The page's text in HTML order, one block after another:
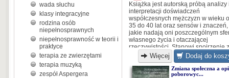
wada słuchu
klasy integracyjne
rodzina osób
niepełnosprawnych
niepełnosprawność w teorii i
praktyce
terapia ze zwierzętami
terapia muzyką
zespół Aspergera
Książka jest autorską próbą analizy
interpretacji doświadczeń
współczesnych mężczyzn w wieku
35 do 40 lat oraz sensów i znaczeń,
jakie nadają oni poszczególnym
własnego życia i otaczającej
rzeczywistości. Stanowi spojrzenie z
kobiecej perspektywy na świat
refleksji i doświadczeń.
Więcej Dodaj do
Zmiana społeczna a
poborowyc...